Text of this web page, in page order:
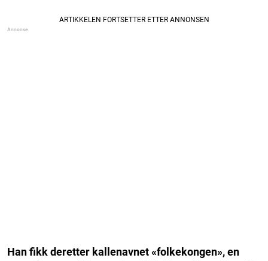
Han fikk deretter kallenavnet «folkekongen», en